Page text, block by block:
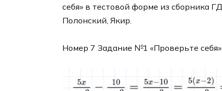
себя» в тестовой форме из сборника
Полонский, Якир.
Номер 7 Задание №1 «Проверьте себя»